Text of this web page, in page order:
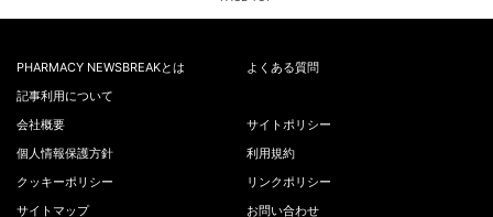
PHARMACY NEWSBREAKとは
よくある質問
記事利用について
会社概要
サイトポリシー
個人情報保護方針
利用規約
クッキーポリシー
リンクポリシー
サイトマップ
お問い合わせ